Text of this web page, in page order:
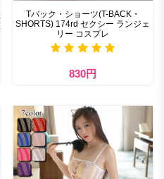
Tバック・ショーツ(T-BACK・
SHORTS) 174rd セクシー ランジェ
リー コスプレ
830円